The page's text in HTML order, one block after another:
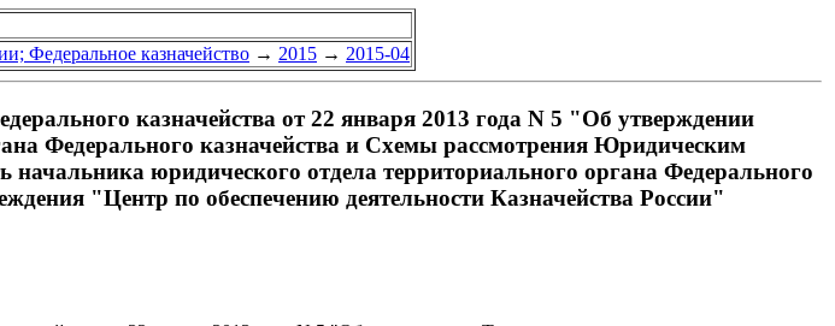
Федеральное казначейство → 2015 → 2015-04
казначейства от 22 января 2013 года N 5 "Об утверждении
Федерального казначейства и Схемы рассмотрения Юридическим
юридического отдела территориального органа Федерального
"Центр по обеспечению деятельности Казначейства России"